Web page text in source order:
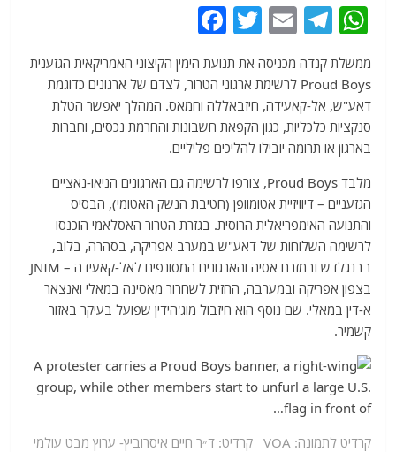
W
h
at
s
A
p
p
T
e
g
ra
m
E
ai
l
T
itt
er
c
e
b
o
o
k
ממשלת קנדה מכניסה את תנועת הימין הקיצוני האמריקאית הגזענית
Proud Boys לרשימת ארגוני הטרור, לצדם של ארגונים כדוגמת
דאע"ש, אל-קאעידה, חיזבאללה וחמאס. המהלך יאפשר הטלת
סנקציות כלכליות, כגון הקפאת חשבונות והחרמת נכסים, וחברות
בארגון או תרומה יובילו להליכים פליליים.
מלבד Proud Boys, צורפו לרשימה גם הארגונים הניאו-נאציים
הגזעניים – דיוויזיית אטומוופן (חטיבת הנשק האטומי), הבסיס
והתנועה האימפריאלית הרוסית. בגזרת הטרור האסלאמי הוכנסו
לרשימה השלוחות של דאע"ש במערב אפריקה, בסהרה, בלוב,
בבנגלדש ובמזרח אסיה והארגונים המסונפים לאל-קאעידה – JNIM
בצפון אפריקה ובמערבה, החזית לשחרור מאסינה במאלי ואנצאר
א-דין במאלי. שם נוסף הוא חיזבול מוג'הידין שפועל בעיקר באזור
קשמיר.
קרדיט לתמונה: VOA קרדיט: ד״ר חיים איסרוביץ- ערוץ מבט עולמי